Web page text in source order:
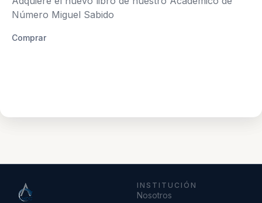
Número Miguel Sabido
Comprar
INSTITUCIÓN
Nosotros